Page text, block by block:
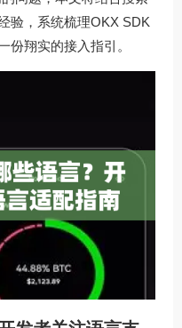
验，系统梳理OKX SDK
份翔实的接入指引。